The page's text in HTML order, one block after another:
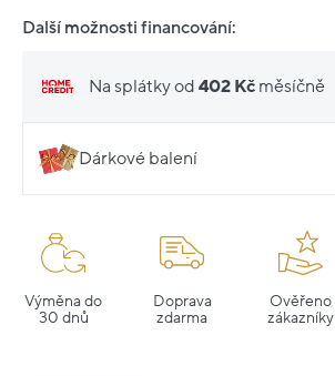
Další možnosti financování:
Na splátky od 402 Kč měsíčně
Dárkové balení
Výměna do
30 dnů
Doprava
zdarma
Ověřeno
zákazníky